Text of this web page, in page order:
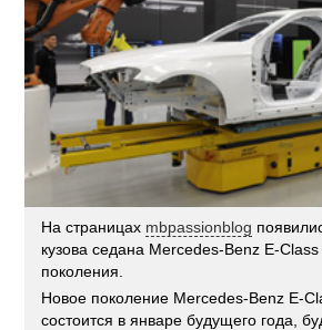
На страницах mbpassionblog
кузова седана Mercedes-Benz E-
поколения.
Новое поколение Mercedes-Benz E-
состоится в январе будущего года,